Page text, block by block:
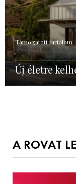
Támogatott tartalom
Új életre
A ROVAT